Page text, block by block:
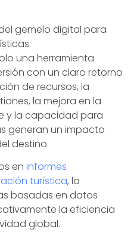
gemelo digital para
una herramienta
con un claro retorno
de recursos, la
la mejora en la
y la capacidad para
generan un impacto
destino.
en informes
turística, la
basadas en datos
la eficiencia
global.